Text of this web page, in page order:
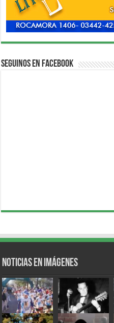
Seguinos en Facebook
Noticias en Imágenes